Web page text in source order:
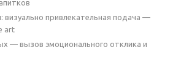
привлекательная подача —
art
— вызов эмоционального отклика и